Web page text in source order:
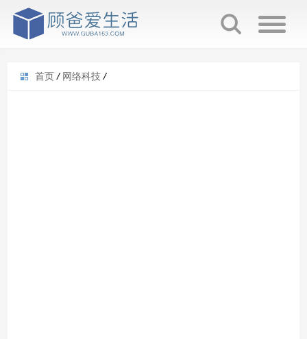
首页 / 网络科技 /